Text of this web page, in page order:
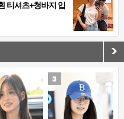
티셔츠+청바지 입